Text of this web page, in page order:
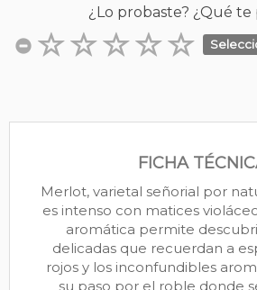
¿Lo probaste? ¿Qué te
FICHA
Merlot, varietal señorial por
es intenso con matices
aromática permite
delicadas que recuerdan a
rojos y los inconfundibles
su paso por el roble donde